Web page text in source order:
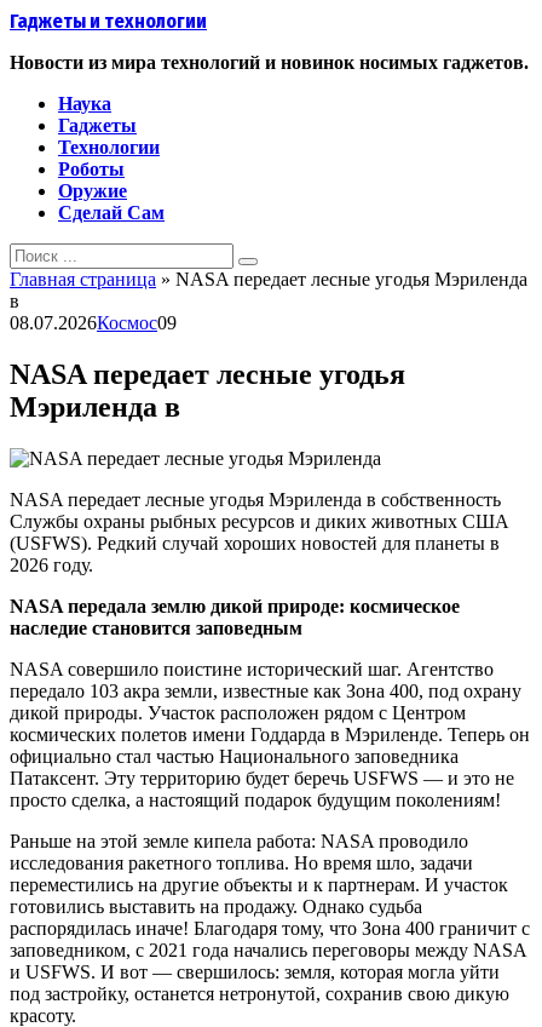
Перейти
контенту
Гаджеты и технологии
Новости из мира технологий и новинок носимых гаджетов.
Наука
Гаджеты
Технологии
Роботы
Оружие
Сделай Сам
Search
for:
Главная страница » NASA передает лесные угодья Мэриленда
в
08.07.2026Космос09
NASA передает лесные угодья
Мэриленда в
NASA передает лесные угодья Мэриленда в собственность
Службы охраны рыбных ресурсов и диких животных США
(USFWS). Редкий случай хороших новостей для планеты в
2026 году.
NASA передала землю дикой природе: космическое
наследие становится заповедным
NASA совершило поистине исторический шаг. Агентство
передало 103 акра земли, известные как Зона 400, под охрану
дикой природы. Участок расположен рядом с Центром
космических полетов имени Годдарда в Мэриленде. Теперь он
официально стал частью Национального заповедника
Патаксент. Эту территорию будет беречь USFWS — и это не
просто сделка, а настоящий подарок будущим поколениям!
Раньше на этой земле кипела работа: NASA проводило
исследования ракетного топлива. Но время шло, задачи
переместились на другие объекты и к партнерам. И участок
готовились выставить на продажу. Однако судьба
распорядилась иначе! Благодаря тому, что Зона 400 граничит с
заповедником, с 2021 года начались переговоры между NASA
и USFWS. И вот — свершилось: земля, которая могла уйти
под застройку, останется нетронутой, сохранив свою дикую
красоту.